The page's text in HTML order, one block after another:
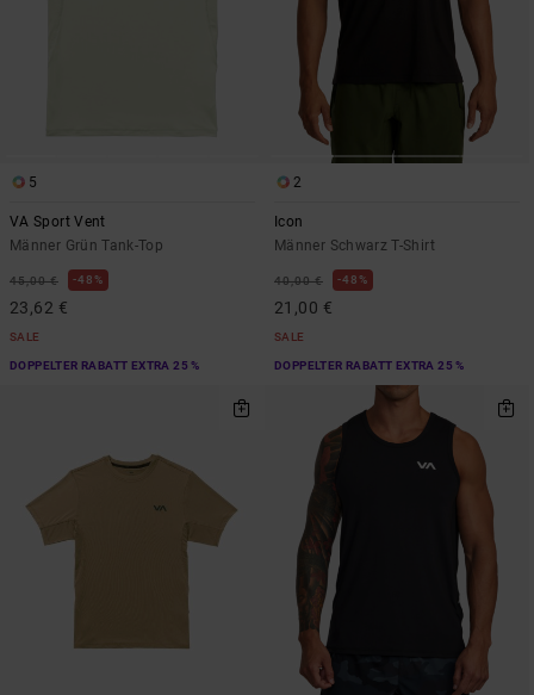
5
VA Sport Vent
Männer Grün Tank-Top
45,00 € 48%
23,62 €
SALE
DOPPELTER RABATT EXTRA 25 %
2
Icon
Männer Schwarz T-Shirt
40,00 € 48%
21,00 €
SALE
DOPPELTER RABATT EXTRA 25 %